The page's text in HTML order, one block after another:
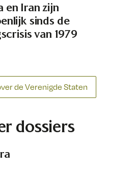
en Iran zijn
sinds de
van 1979
de Verenigde Staten
dossiers